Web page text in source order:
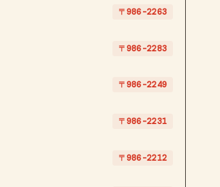
〒986-2263
〒986-2283
〒986-2249
〒986-2231
〒986-2212